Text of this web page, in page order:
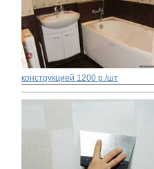
конструкцией 1200 р./шт